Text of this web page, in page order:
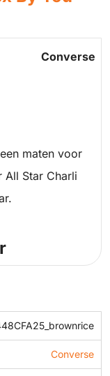
Converse
maten voor
All Star Charli
Converse